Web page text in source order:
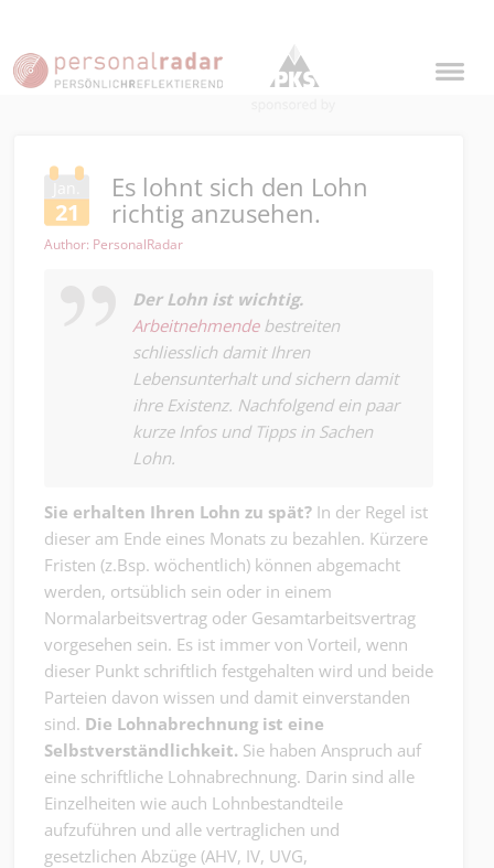
Jan.
21
Es lohnt sich den Lohn
richtig anzusehen.
Author: PersonalRadar
Der Lohn ist wichtig.
Arbeitnehmendebestreiten
schliesslich damit Ihren
Lebensunterhalt und sichern damit
ihre Existenz. Nachfolgend ein paar
kurze Infos und Tipps in Sachen
Lohn.
Sie erhalten Ihren Lohn zu spät? In der Regel ist
dieser am Ende eines Monats zu bezahlen. Kürzere
Fristen (z.Bsp. wöchentlich) können abgemacht
werden, ortsüblich sein oder in einem
Normalarbeitsvertrag oder Gesamtarbeitsvertrag
vorgesehen sein. Es ist immer von Vorteil, wenn
dieser Punkt schriftlich festgehalten wird und beide
Parteien davon wissen und damit einverstanden
sind. Die Lohnabrechnung ist eine
Selbstverständlichkeit. Sie haben Anspruch auf
eine schriftliche Lohnabrechnung. Darin sind alle
Einzelheiten wie auch Lohnbestandteile
aufzuführen und alle vertraglichen und
gesetzlichen Abzüge (AHV, IV, UVG,